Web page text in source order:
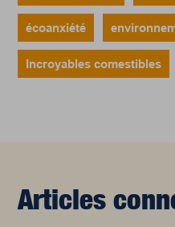
écoanxiété
Incroyables comestibles
Articles